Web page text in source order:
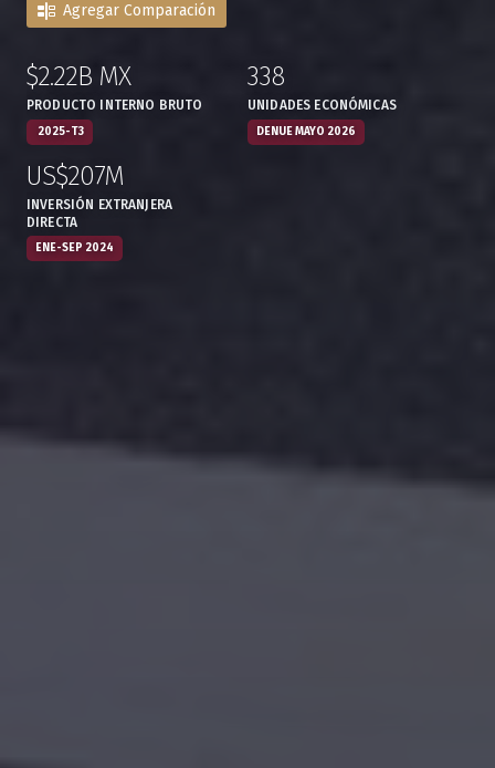
Agregar Comparación
2025-T3
:$2.22B MX,
PRODUCTO INTERNO BRUTO
DENUE MAYO 2026
:338
UNIDADES ECONÓMICAS
ENE-SEP 2024
:US$207M
INVERSIÓN EXTRANJERA
DIRECTA